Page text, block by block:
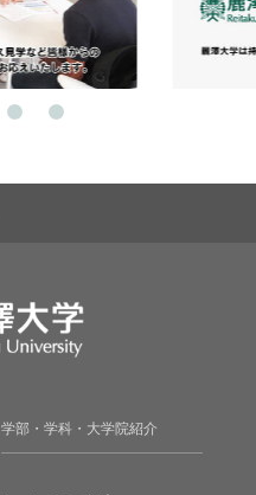
学部・学科・大学院紹介